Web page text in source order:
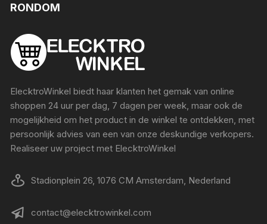
RONDOM
ElecktroWinkel biedt haar klanten het gemak van online
shoppen 24 uur per dag, 7 dagen per week, maar ook de
mogelijkheid om het product in de winkel te ontdekken, met
persoonlijk advies van een van onze deskundige verkopers.
Realiseer uw project met ElecktroWinkel
Stadionplein 26, 1076 CM Amsterdam, Nederland
contact@elecktrowinkel.com